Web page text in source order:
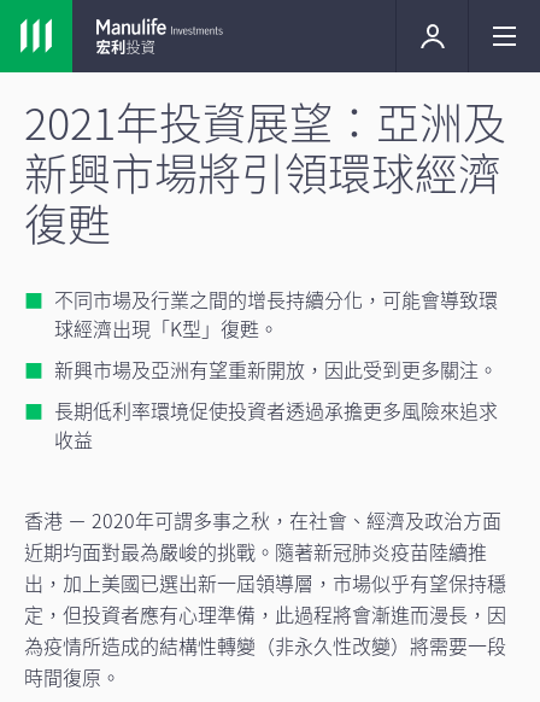
2021年投資展望：亞洲及
新興市場將引領環球經濟
復甦
不同市場及行業之間的增長持續分化，可能會導致環
球經濟出現「K型」復甦。
新興市場及亞洲有望重新開放，因此受到更多關注。
長期低利率環境促使投資者透過承擔更多風險來追求
收益
香港 － 2020年可謂多事之秋，在社會、經濟及政治方面
近期均面對最為嚴峻的挑戰。隨著新冠肺炎疫苗陸續推
出，加上美國已選出新一屆領導層，市場似乎有望保持穩
定，但投資者應有心理準備，此過程將會漸進而漫長，因
為疫情所造成的結構性轉變（非永久性改變）將需要一段
時間復原。